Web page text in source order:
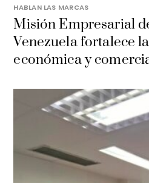
HABLAN LAS MARCAS
Misión Empresarial
Venezuela fortalece
económica y